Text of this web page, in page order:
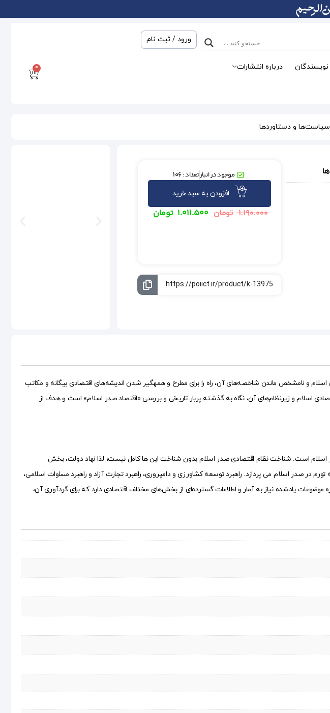
ورود / ثبت نام
نویسندگان درباره انتشارات 0
سیاست‌ها و دستاوردها
موجود در انبارتعداد : 106
افزودن به سبد خرید
۱.۱۹۰.۰۰۰ تومان ۱.۰۱۱.۵۰۰ تومان
و نامشخص ماندن شاخصه‌های آن، راه را برای مطرح و همه‍گیر شدن اندیشه‌های اقتصادی بیگانه و مکاتب
اسلام و زیر‍نظام‌های آن، نگاه به گذشته پربار تاریخی و بررسی «اقتصاد صدر اسلام» است و هدف از
اسلام است. شناخت نظام اقتصادی صدر اسلام بدون شناخت این ها کامل نیست؛ لذا نهاد دولت، بخش
صدر اسلام می پردازد. راهبرد توسعه کشاورزی و دامپروری، راهبرد تجارت آزاد و راهبرد مساوات اسلامی،
یادشده نیاز به آمار و اطلاعات گسترده‌ای از بخش‌های مختلف اقتصادی دارد که برای گردآوری آن،